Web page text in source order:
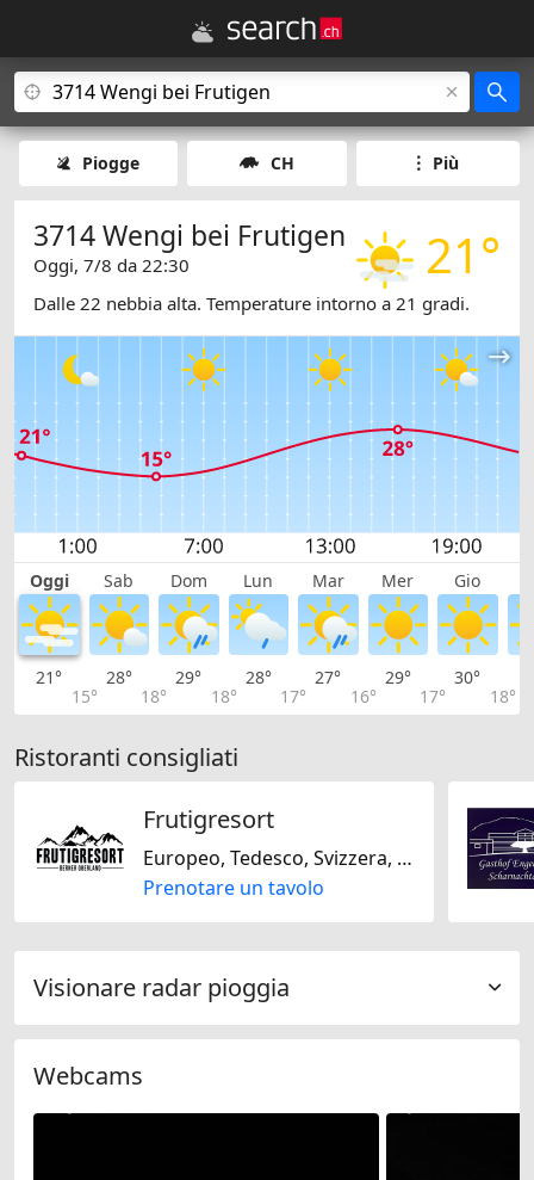
Piogge CH Più
21°
3714 Wengi bei Frutigen
Oggi, 7/8 da 22:30
Dalle 22 nebbia alta. Temperature intorno a 21 gradi.
Oggi Sab Dom Lun Mar Mer Gio
21°
15°
28°
18°
29°
18°
28°
17°
27°
16°
29°
17°
30°
18°
Ristoranti consigliati
Frutigresort
Europeo, Tedesco, Svizzera, Asiatico, Senza lattosio, Senza glutine, Solo vegetariano, Italiana
Prenotare un tavolo
Visionare radar pioggia
Webcams